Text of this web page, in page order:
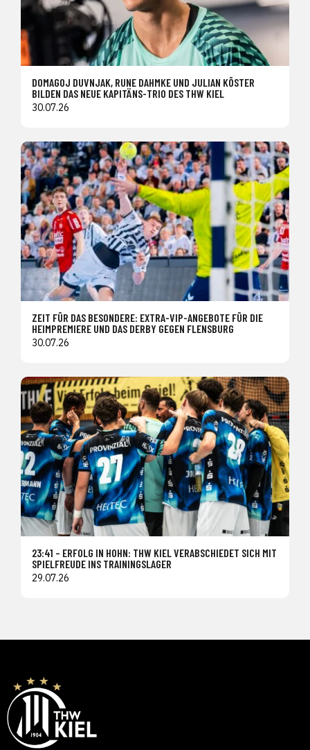
DOMAGOJ DUVNJAK, RUNE DAHMKE UND JULIAN KÖSTER
BILDEN DAS NEUE KAPITÄNS-TRIO DES THW KIEL
30.07.26
ZEIT FÜR DAS BESONDERE: EXTRA-VIP-ANGEBOTE FÜR DIE
HEIMPREMIERE UND DAS DERBY GEGEN FLENSBURG
30.07.26
23:41 – ERFOLG IN HOHN: THW KIEL VERABSCHIEDET SICH MIT
SPIELFREUDE INS TRAININGSLAGER
29.07.26